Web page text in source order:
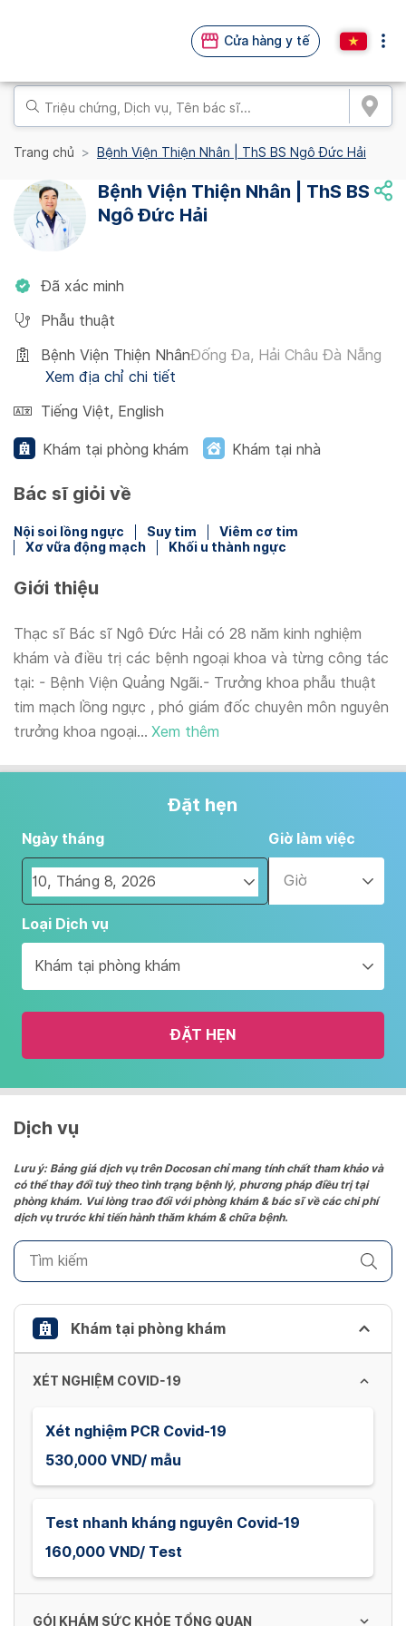
Cửa hàng y tế
Trang chủ Bệnh Viện Thiện Nhân | ThS BS Ngô Đức Hải
Bệnh Viện Thiện Nhân | ThS BS
Ngô Đức Hải
Đã xác minh
Phẫu thuật
Bệnh Viện Thiện NhânĐống Đa, Hải Châu Đà Nẵng
Xem địa chỉ chi tiết
Tiếng Việt, English
Khám tại phòng khám Khám tại nhà
Bác sĩ giỏi về
Nội soi lồng ngực Suy tim
Viêm cơ tim
Xơ vữa động mạch
Khối u thành ngực
Giới thiệu
Thạc sĩ Bác sĩ Ngô Đức Hải có 28 năm kinh nghiệm
khám và điều trị các bệnh ngoại khoa và từng công tác
tại: - Bệnh Viện Quảng Ngãi.- Trưởng khoa phẫu thuật
tim mạch lồng ngực , phó giám đốc chuyên môn nguyên
trưởng khoa ngoại... Xem thêm
Đặt hẹn
Ngày tháng
Navigate
forward
interact
with
the
and
date.
the
question
mark
to
keyboard
shortcuts
changing
Giờ làm việc
Giờ
Loại Dịch vụ
Khám tại phòng khám
ĐẶT HẸN
Dịch vụ
Lưu ý: Bảng giá dịch vụ trên Docosan chỉ mang tính chất tham khảo và
có thể thay đổi tuỳ theo tình trạng bệnh lý, phương pháp điều trị tại
phòng khám. Vui lòng trao đổi với phòng khám & bác sĩ về các chi phí
dịch vụ trước khi tiến hành thăm khám & chữa bệnh.
Khám tại phòng khám
XÉT NGHIỆM COVID-19
Xét nghiệm PCR Covid-19
530,000 VND/ mẫu
Test nhanh kháng nguyên Covid-19
160,000 VND/ Test
GÓI KHÁM SỨC KHỎE TỔNG QUAN